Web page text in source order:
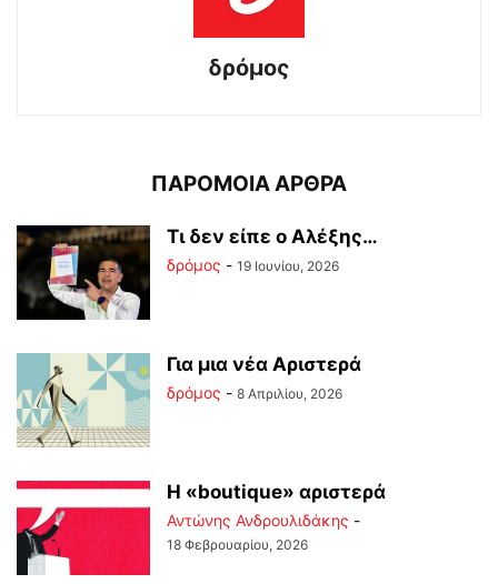
δρόμος
ΠΑΡΟΜΟΙΑ ΑΡΘΡΑ
Tι δεν είπε ο Αλέξης…
δρόμος - 19 Ιουνίου, 2026
Για μια νέα Αριστερά
δρόμος - 8 Απριλίου, 2026
Η «boutique» αριστερά
Αντώνης Ανδρουλιδάκης -
18 Φεβρουαρίου, 2026